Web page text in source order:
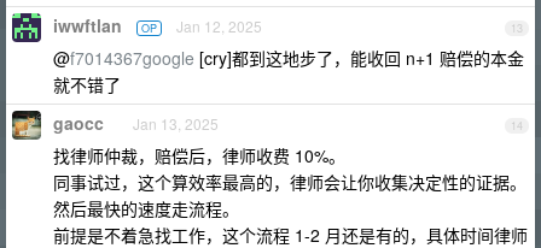
13
iwwftlan OP Jan 12, 2025
@f7014367google [cry]都到这地步了，能收回 n+1 赔偿的本金
就不错了
14
gaocc Jan 13, 2025
找律师仲裁，赔偿后，律师收费 10%。
同事试过，这个算效率最高的，律师会让你收集决定性的证据。
然后最快的速度走流程。
前提是不着急找工作，这个流程 1-2 月还是有的，具体时间律师